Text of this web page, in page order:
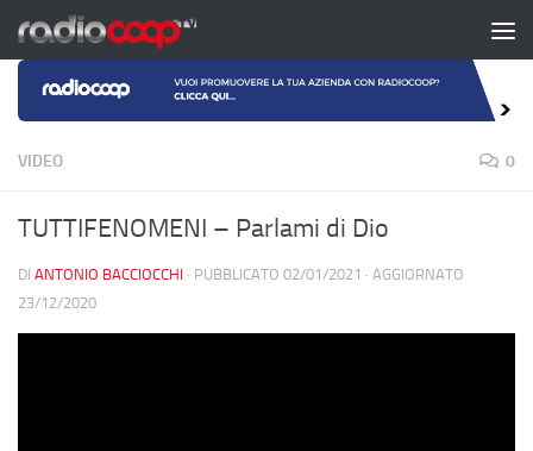
Salta al contenuto
VIDEO 0
TUTTIFENOMENI – Parlami di Dio
DI ANTONIO BACCIOCCHI · PUBBLICATO 02/01/2021 · AGGIORNATO
23/12/2020